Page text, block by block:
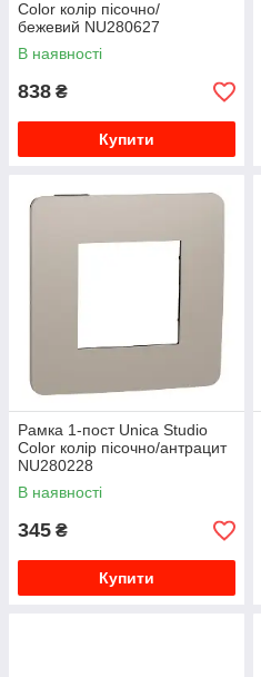
Color колір пісочно/
бежевий NU280627
В наявності
838 ₴
Купити
Рамка 1-пост Unica Studio
Color колір пісочно/антрацит
NU280228
В наявності
345 ₴
Купити